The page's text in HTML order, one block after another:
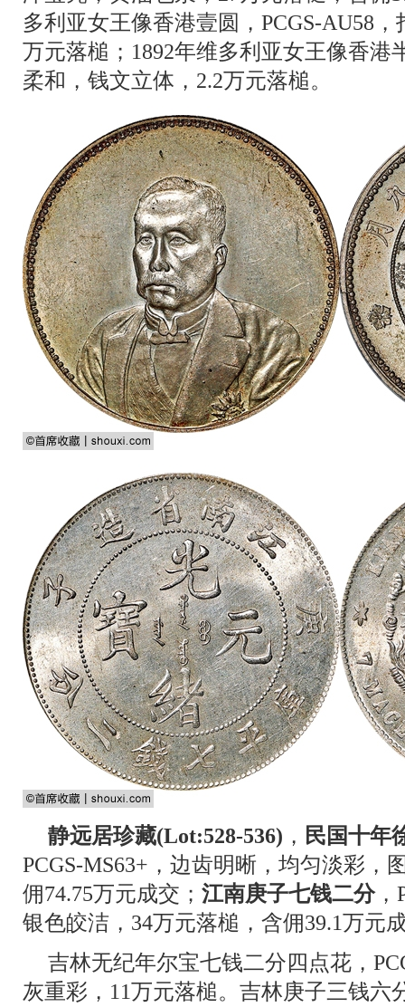
多利亚女王像香港壹圆，PCGS-AU58
万元落槌；1892年维多利亚女王像香港
柔和，钱文立体，2.2万元落槌。
静远居珍藏(Lot:528-536) ， 民国十年
PCGS-MS63+，边齿明晰，均匀淡彩，
佣74.75万元成交； 江南庚子七钱二分，
银色皎洁，34万元落槌，含佣39.1万元
吉林无纪年尔宝七钱二分四点花，
灰重彩，11万元落槌。吉林庚子三钱六